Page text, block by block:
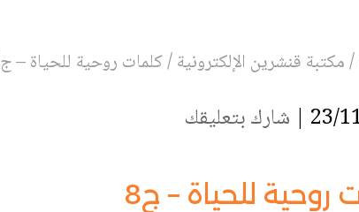
/مكتبة قنشرين الإلكترونية/كلمات روحية للحياة – ج8
23/ شارك بتعليقك
روحية للحياة – ج8